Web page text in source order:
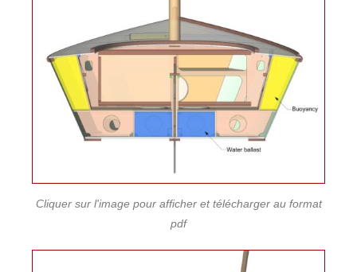
Cliquer sur l'image pour afficher et télécharger au format
pdf